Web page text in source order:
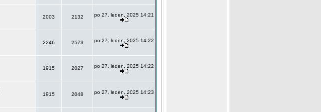
2003 2132 po 27. leden, 2025 14:21
2246 2573 po 27. leden, 2025 14:22
1915 2027 po 27. leden, 2025 14:22
1915 2048 po 27. leden, 2025 14:23